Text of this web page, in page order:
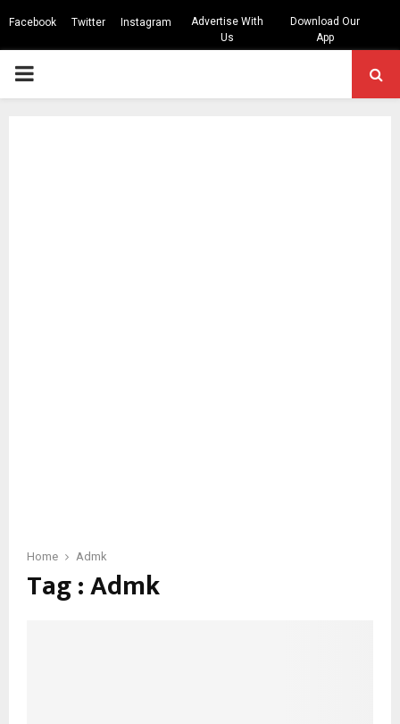
Facebook Twitter Instagram
Advertise With
Us
Download Our
App
PRIMARY
Home Admk
Tag : Admk